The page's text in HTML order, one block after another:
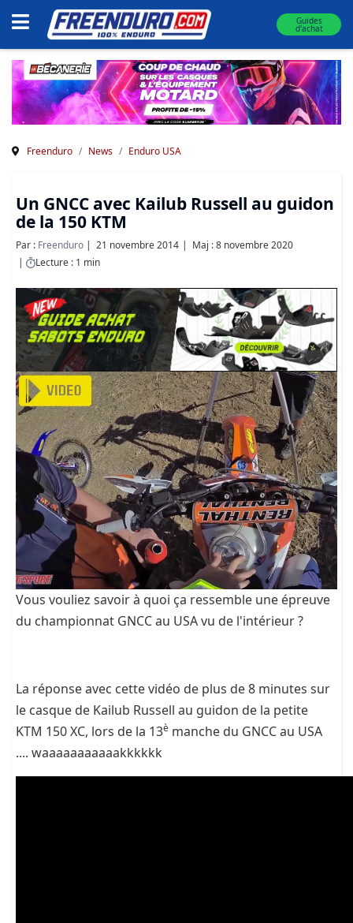
Guides
d'achat
Freenduro News Enduro USA
Un GNCC avec Kailub Russell au guidon
de la 150 KTM
Par : Freenduro 21 novembre 2014
Maj : 8 novembre 2020
Lecture : 1 min
Vous vouliez savoir à quoi ça ressemble une épreuve
du championnat GNCC au USA vu de l'intérieur ?
La réponse avec cette vidéo de plus de 8 minutes sur
le casque de Kailub Russell au guidon de la petite
KTM 150 XC, lors de la 13è manche du GNCC au USA
.... waaaaaaaaaaakkkkkk